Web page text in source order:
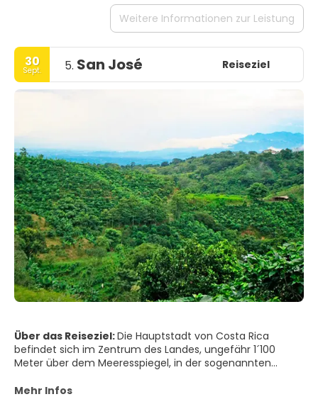
Weitere Informationen zur Leistung
30
Sept. 5. San José Reiseziel
Über das Reiseziel:Die Hauptstadt von Costa Rica
befindet sich im Zentrum des Landes, ungefähr 1´100
Meter über dem Meeresspiegel, in der sogenannten
des Landes mit rund 340000 Einwohnern. Die Stadt ist
Mehr Infos